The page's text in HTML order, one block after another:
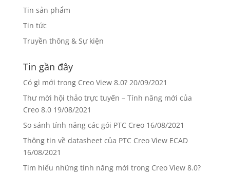
Tin sản phẩm
Tin tức
Truyền thông & Sự kiện
Tin gần đây
Có gì mới trong Creo View 8.0? 20/09/2021
Thư mời hội thảo trực tuyến – Tính năng mới của
Creo 8.0 19/08/2021
So sánh tính năng các gói PTC Creo 16/08/2021
Thông tin về datasheet của PTC Creo View ECAD
16/08/2021
Tìm hiểu những tính năng mới trong Creo View 8.0?